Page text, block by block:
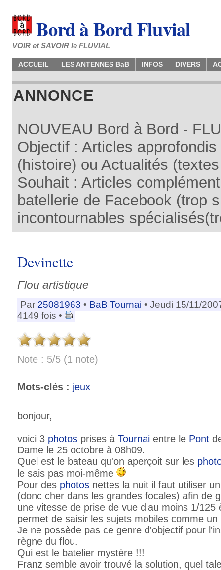
Bord à Bord Fluvial
VOIR et SAVOIR le FLUVIAL
ACCUEIL LES ANTENNES BaB INFOS DIVERS
ANNONCE
NOUVEAU Bord à Bord -
Objectif : Articles
(histoire) ou Actualités
Souhait : Articles
batellerie de Facebook (trop
incontournables
Devinette
Flou artistique
Par 25081963 • BaB Tournai • Jeudi 15/11/
4149 fois •
Note : 5/5 (1 note)
Mots-clés : jeux
bonjour,
voici 3 photos prises à Tournai entre le Pont
Dame le 25 octobre à 08h09.
Quel est le bateau qu'on aperçoit sur les
le sais pas moi-même
Pour des photos nettes la nuit il faut utiliser
(donc cher dans les grandes focales) afin de
une vitesse de prise de vue d'au moins 1/125
permet de saisir les sujets mobiles comme
Je ne possède pas ce genre d'objectif pour
règne du flou.
Qui est le batelier mystère !!!
Franz semble avoir trouvé la solution, quel